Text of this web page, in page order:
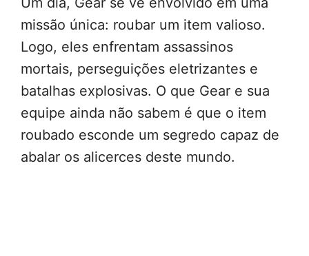
missão única: roubar um item valioso.
Logo, eles enfrentam assassinos
mortais, perseguições eletrizantes e
batalhas explosivas. O que Gear e sua
equipe ainda não sabem é que o item
roubado esconde um segredo capaz de
abalar os alicerces deste mundo.